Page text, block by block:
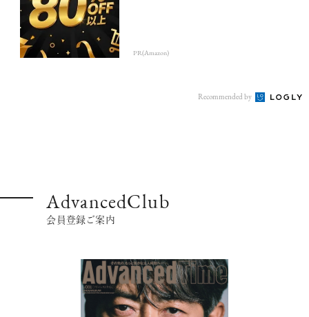
PR(Amazon)
Recommended by
AdvancedClub
会員登録ご案内